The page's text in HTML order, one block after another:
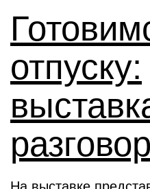
отпуску: